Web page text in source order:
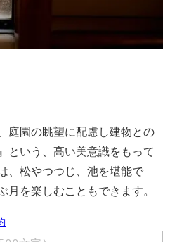
庭園の眺望に配慮し建物との
という、高い美意識をもって
、松やつつじ、池を堪能で
月を楽しむこともできます。